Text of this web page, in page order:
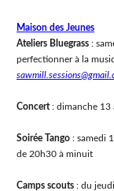
Maison des Jeunes
Ateliers Bluegrass :
perfectionner à la
Concert: dimanche 13
Soirée Tango : samedi
de 20h30 à minuit
Camps scouts : du